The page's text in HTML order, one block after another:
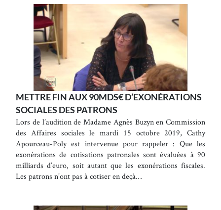
METTRE FIN AUX 90MDS€ D’EXONÉRATIONS
SOCIALES DES PATRONS
Lors de l’audition de Madame Agnès Buzyn en Commission
des Affaires sociales le mardi 15 octobre 2019, Cathy
Apourceau-Poly est intervenue pour rappeler : Que les
exonérations de cotisations patronales sont évaluées à 90
milliards d’euro, soit autant que les exonérations fiscales.
Les patrons n’ont pas à cotiser en deçà…